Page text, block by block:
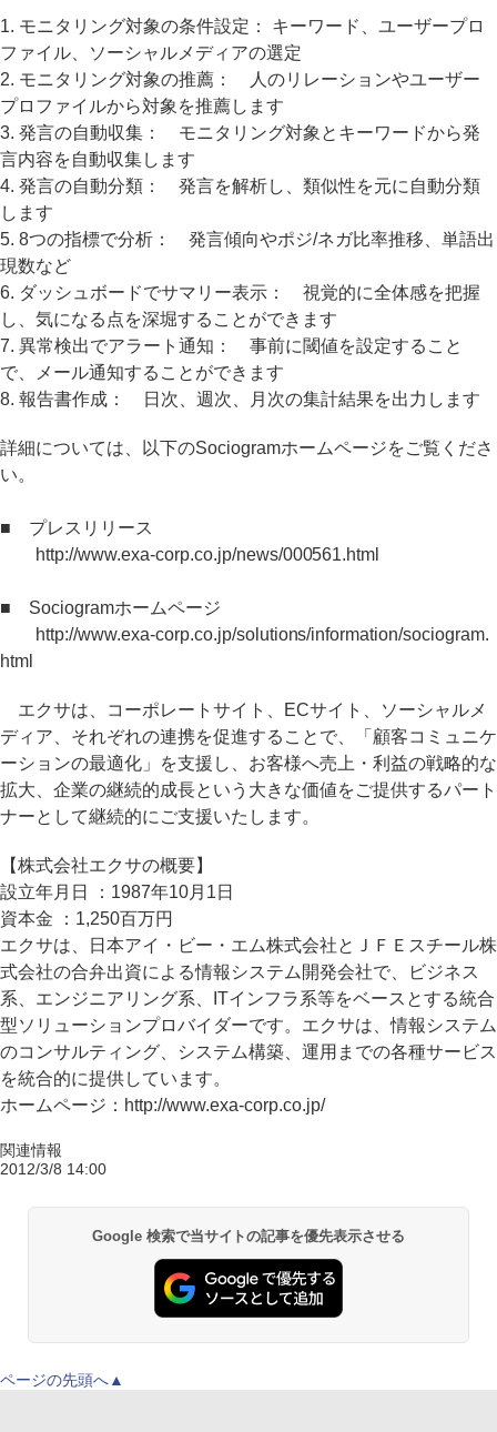
1. モニタリング対象の条件設定： キーワード、ユーザープロ
ファイル、ソーシャルメディアの選定
2. モニタリング対象の推薦： 人のリレーションやユーザー
プロファイルから対象を推薦します
3. 発言の自動収集： モニタリング対象とキーワードから発
言内容を自動収集します
4. 発言の自動分類： 発言を解析し、類似性を元に自動分類
します
5. 8つの指標で分析： 発言傾向やポジ/ネガ比率推移、単語出
現数など
6. ダッシュボードでサマリー表示： 視覚的に全体感を把握
し、気になる点を深堀することができます
7. 異常検出でアラート通知： 事前に閾値を設定すること
で、メール通知することができます
8. 報告書作成： 日次、週次、月次の集計結果を出力します
詳細については、以下のSociogramホームページをご覧くださ
い。
■ プレスリリース
http://www.exa-corp.co.jp/news/000561.html
■ Sociogramホームページ
http://www.exa-corp.co.jp/solutions/information/sociogram.
html
エクサは、コーポレートサイト、ECサイト、ソーシャルメ
ディア、それぞれの連携を促進することで、「顧客コミュニケ
ーションの最適化」を支援し、お客様へ売上・利益の戦略的な
拡大、企業の継続的成長という大きな価値をご提供するパート
ナーとして継続的にご支援いたします。
【株式会社エクサの概要】
設立年月日 ：1987年10月1日
資本金 ：1,250百万円
エクサは、日本アイ・ビー・エム株式会社とＪＦＥスチール株
式会社の合弁出資による情報システム開発会社で、ビジネス
系、エンジニアリング系、ITインフラ系等をベースとする統合
型ソリューションプロバイダーです。エクサは、情報システム
のコンサルティング、システム構築、運用までの各種サービス
を統合的に提供しています。
ホームページ：http://www.exa-corp.co.jp/
関連情報
2012/3/8 14:00
Google 検索で当サイトの記事を優先表示させる
ページの先頭へ▲